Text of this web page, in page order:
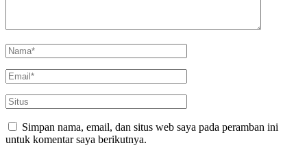
Simpan nama, email, dan situs web saya pada peramban ini
untuk komentar saya berikutnya.